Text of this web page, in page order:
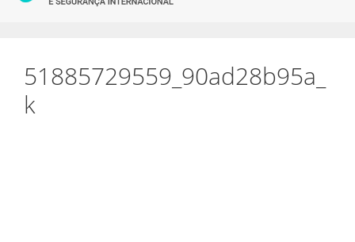
51885729559_90ad28b95a_
k